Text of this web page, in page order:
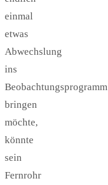
einmal
etwas
Abwechslung
ins
Beobachtungsprogramm
bringen
möchte,
könnte
sein
Fernrohr